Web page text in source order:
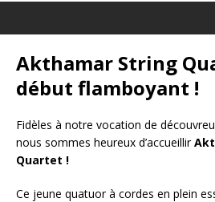
Akthamar String
début flamboyant !
Fidèles à notre vocation de
nous sommes heureux d’accueillir
Quartet !
Ce jeune quatuor à cordes en plein